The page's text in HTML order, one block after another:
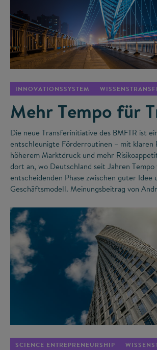
INNOVATIONSSYSTEM
Mehr Tempo für
Die neue Transferinitiative des BMFTR ist
entschleunigte Förderroutinen – mit klaren
höherem Marktdruck und mehr
dort an, wo Deutschland seit Jahren
entscheidenden Phase zwischen guter Idee
Geschäftsmodell. Meinungsbeitrag von
SCIENCE ENTREPRENEURSHIP